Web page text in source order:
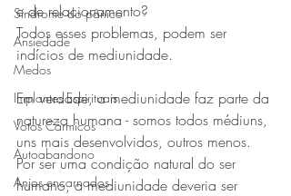
Síndrome do pânico
Ansiedade
Medos
Implantes Espirituais
Votos Cármicos
Autoabandono
Anjos encarnados
e de relacionamento?
Todos esses problemas, podem ser
indícios de mediunidade.
Em verdade, a mediunidade faz parte da
natureza humana - somos todos médiuns,
uns mais desenvolvidos, outros menos.
Por ser uma condição natural do ser
humano, a mediunidade deveria ser